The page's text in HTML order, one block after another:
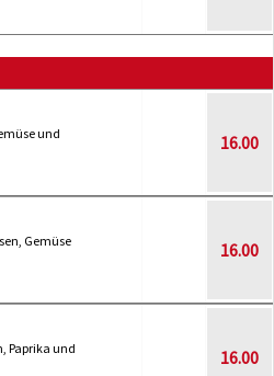
und
16.00
Gemüse
16.00
Paprika und
16.00